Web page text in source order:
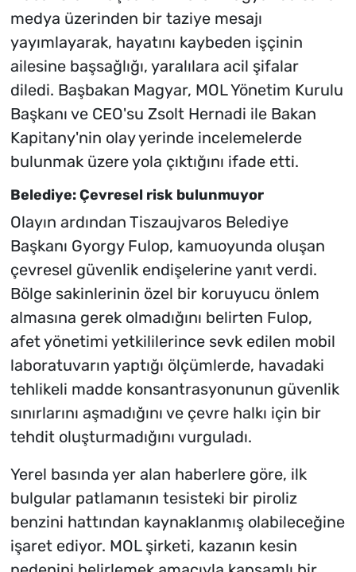
medya üzerinden bir taziye mesajı
yayımlayarak, hayatını kaybeden işçinin
ailesine başsağlığı, yaralılara acil şifalar
diledi. Başbakan Magyar, MOL Yönetim Kurulu
Başkanı ve CEO'su Zsolt Hernadi ile Bakan
Kapitany'nin olay yerinde incelemelerde
bulunmak üzere yola çıktığını ifade etti.
Belediye: Çevresel risk bulunmuyor
Olayın ardından Tiszaujvaros Belediye
Başkanı Gyorgy Fulop, kamuoyunda oluşan
çevresel güvenlik endişelerine yanıt verdi.
Bölge sakinlerinin özel bir koruyucu önlem
almasına gerek olmadığını belirten Fulop,
afet yönetimi yetkililerince sevk edilen mobil
laboratuvarın yaptığı ölçümlerde, havadaki
tehlikeli madde konsantrasyonunun güvenlik
sınırlarını aşmadığını ve çevre halkı için bir
tehdit oluşturmadığını vurguladı.
Yerel basında yer alan haberlere göre, ilk
bulgular patlamanın tesisteki bir piroliz
benzini hattından kaynaklanmış olabileceğine
işaret ediyor. MOL şirketi, kazanın kesin